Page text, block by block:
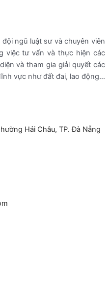
ngũ luật sư và chuyên viên
việc tư vấn và thực hiện các
và tham gia giải quyết các
vực như đất đai, lao động…
Hải Châu, TP. Đà Nẵng